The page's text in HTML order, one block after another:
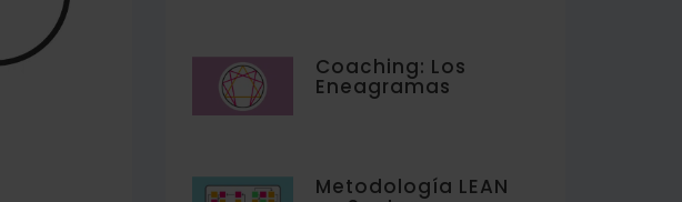
Coaching: Los
Eneagramas
Metodología LEAN